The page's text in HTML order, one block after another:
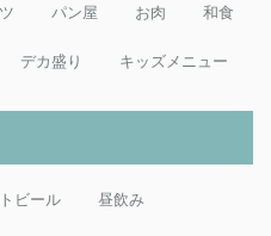
パン屋 お肉 和食
デカ盛り キッズメニュー
ビール 昼飲み